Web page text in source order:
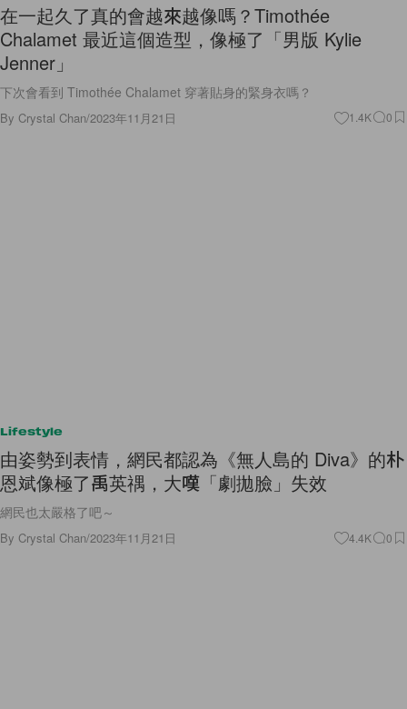
在一起久了真的會越來越像嗎？Timothée
Chalamet 最近這個造型，像極了「男版 Kylie
Jenner」
下次會看到 Timothée Chalamet 穿著貼身的緊身衣嗎？
By Crystal Chan/2023年11月21日 1.4K 0
Lifestyle
由姿勢到表情，網民都認為《無人島的 Diva》的朴
恩斌像極了禹英禑，大嘆「劇拋臉」失效
網民也太嚴格了吧～
By Crystal Chan/2023年11月21日 4.4K 0